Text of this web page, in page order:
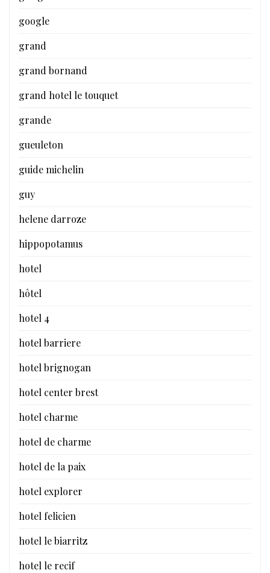
google
grand
grand bornand
grand hotel le touquet
grande
gueuleton
guide michelin
guy
helene darroze
hippopotamus
hotel
hôtel
hotel 4
hotel barriere
hotel brignogan
hotel center brest
hotel charme
hotel de charme
hotel de la paix
hotel explorer
hotel felicien
hotel le biarritz
hotel le recif